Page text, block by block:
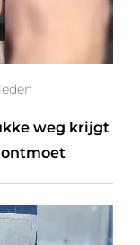
weg krijgt
ontmoet